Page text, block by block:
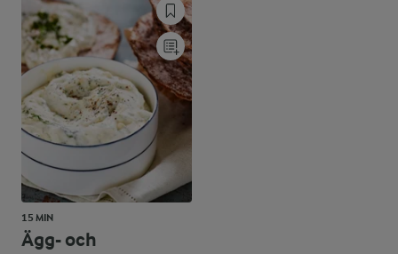
15 MIN
Ägg- och